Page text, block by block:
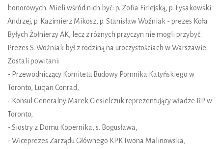
honorowych. Mieli wśród nich być: p. Zofia Firlejską, p. Łysakowski
Andrzej, p. Kazimierz Mikosz, p. Stanisław Woźniak - prezes Koła
Byłych Żołnierzy AK, lecz z różnych przyczyn nie mogli przybyć.
Prezes S. Woźniak był z rodziną na uroczystościach w Warszawie.
Zostali powitani:
- Przewodniczący Komitetu Budowy Pomnika Katyńskiego w
Toronto, Lucjan Conrad,
- Konsul Generalny Marek Ciesielczuk reprezentujący władze RP w
Toronto,
- Siostry z Domu Kopernika, s. Bogusława,
- Wiceprezes Zarządu Głównego KPK Iwona Malinowska,